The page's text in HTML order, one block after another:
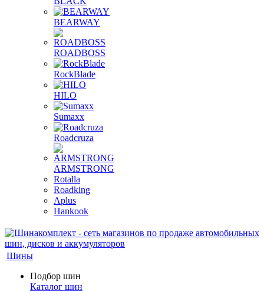
BEARWAY
ROADBOSS
RockBlade
HILO
Sumaxx
Roadcruza
ARMSTRONG
Rotalla
Roadking
Aplus
Hankook
Шины
Подбор шин
Каталог шин